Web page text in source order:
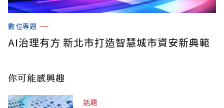
數位專題
AI治理有方 新北市打造智慧城市資安新典範
你可能感興趣
話題